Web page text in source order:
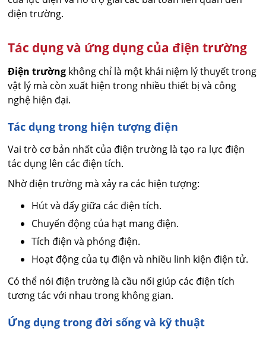
điện trường.
Tác dụng và ứng dụng của điện trường
Điện trường không chỉ là một khái niệm lý thuyết trong
vật lý mà còn xuất hiện trong nhiều thiết bị và công
nghệ hiện đại.
Tác dụng trong hiện tượng điện
Vai trò cơ bản nhất của điện trường là tạo ra lực điện
tác dụng lên các điện tích.
Nhờ điện trường mà xảy ra các hiện tượng:
Hút và đẩy giữa các điện tích.
Chuyển động của hạt mang điện.
Tích điện và phóng điện.
Hoạt động của tụ điện và nhiều linh kiện điện tử.
Có thể nói điện trường là cầu nối giúp các điện tích
tương tác với nhau trong không gian.
Ứng dụng trong đời sống và kỹ thuật